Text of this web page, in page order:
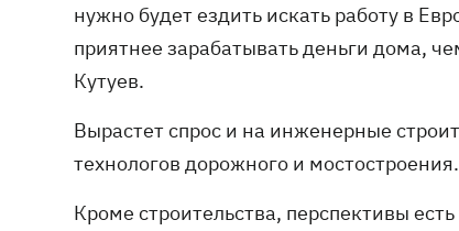
нужно будет ездить искать работу в
приятнее зарабатывать деньги дома,
Кутуев.
Вырастет спрос и на инженерные
технологов дорожного и мостостроения.
Кроме строительства, перспективы